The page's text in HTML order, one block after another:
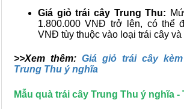
Giá giỏ trái cây Trung Thu:
1.800.000 VNĐ trở lên, có thể
VNĐ tùy thuộc vào loại trái cây và
>>Xem thêm: Giá giỏ trái cây
Trung Thu ý nghĩa
Mẫu quà trái cây Trung Thu ý nghĩa -